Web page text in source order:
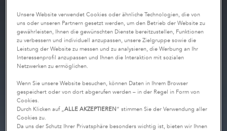
Unsere Website verwendet Cookies oder ähnliche Technologien, die von
uns oder unseren Partnern gesetzt werden, um den Betrieb der Website zu
gewährleisten, Ihnen die gewünschten Dienste bereitzustellen, Funktionen
zu verbessern und individuell anzupassen, unsere Zielgruppe sowie die
Leistung der Website zu messen und zu analysieren, die Werbung an Ihr
Interessenprofil anzupassen und Ihnen die Interaktion mit sozialen
Netzwerken zu ermöglichen.
Wenn Sie unsere Website besuchen, können Daten in Ihrem Browser
gespeichert oder von dort abgerufen werden – in der Regel in Form von
Cookies.
Durch Klicken auf „ALLE AKZEPTIEREN“ stimmen Sie der Verwendung aller
Cookies zu.
Da uns der Schutz Ihrer Privatsphäre besonders wichtig ist, bieten wir Ihnen